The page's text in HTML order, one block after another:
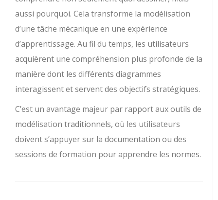
aussi pourquoi. Cela transforme la modélisation
d’une tâche mécanique en une expérience
d’apprentissage. Au fil du temps, les utilisateurs
acquièrent une compréhension plus profonde de la
manière dont les différents diagrammes
interagissent et servent des objectifs stratégiques.
C’est un avantage majeur par rapport aux outils de
modélisation traditionnels, où les utilisateurs
doivent s’appuyer sur la documentation ou des
sessions de formation pour apprendre les normes.